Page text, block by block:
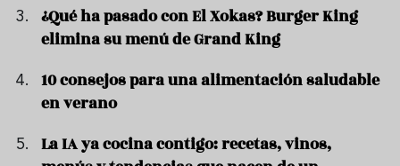
¿Qué ha pasado con El Xokas? Burger King
elimina su menú de Grand King
10 consejos para una alimentación saludable
en verano
La IA ya cocina contigo: recetas, vinos,